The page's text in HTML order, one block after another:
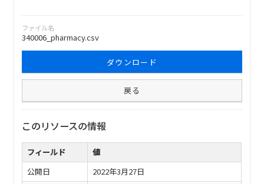
ファイル名
340006_pharmacy.csv
ダウンロード
戻る
このリソースの情報
フィールド
値
公開日
2022年3月27日